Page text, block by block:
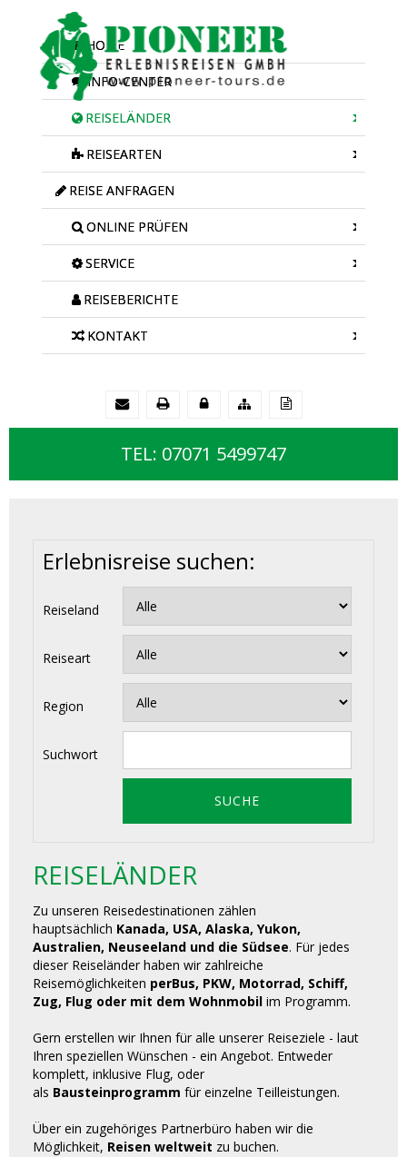
HOME
INFO-CENTER
REISELÄNDER
REISEARTEN
REISE ANFRAGEN
ONLINE PRÜFEN
SERVICE
REISEBERICHTE
KONTAKT
TEL: 07071 5499747
Erlebnisreise suchen:
Reiseland
Reiseart
Region
Suchwort
REISELÄNDER
Zu unseren Reisedestinationen zählen
hauptsächlich Kanada, USA, Alaska, Yukon,
Australien, Neuseeland und die Südsee. Für jedes
dieser Reiseländer haben wir zahlreiche
Reisemöglichkeiten perBus, PKW, Motorrad, Schiff,
Zug, Flug oder mit dem Wohnmobil im Programm.
Gern erstellen wir Ihnen für alle unserer Reiseziele - laut
Ihren speziellen Wünschen - ein Angebot. Entweder
komplett, inklusive Flug, oder
als Bausteinprogramm für einzelne Teilleistungen.
Über ein zugehöriges Partnerbüro haben wir die
Möglichkeit, Reisen weltweit zu buchen.